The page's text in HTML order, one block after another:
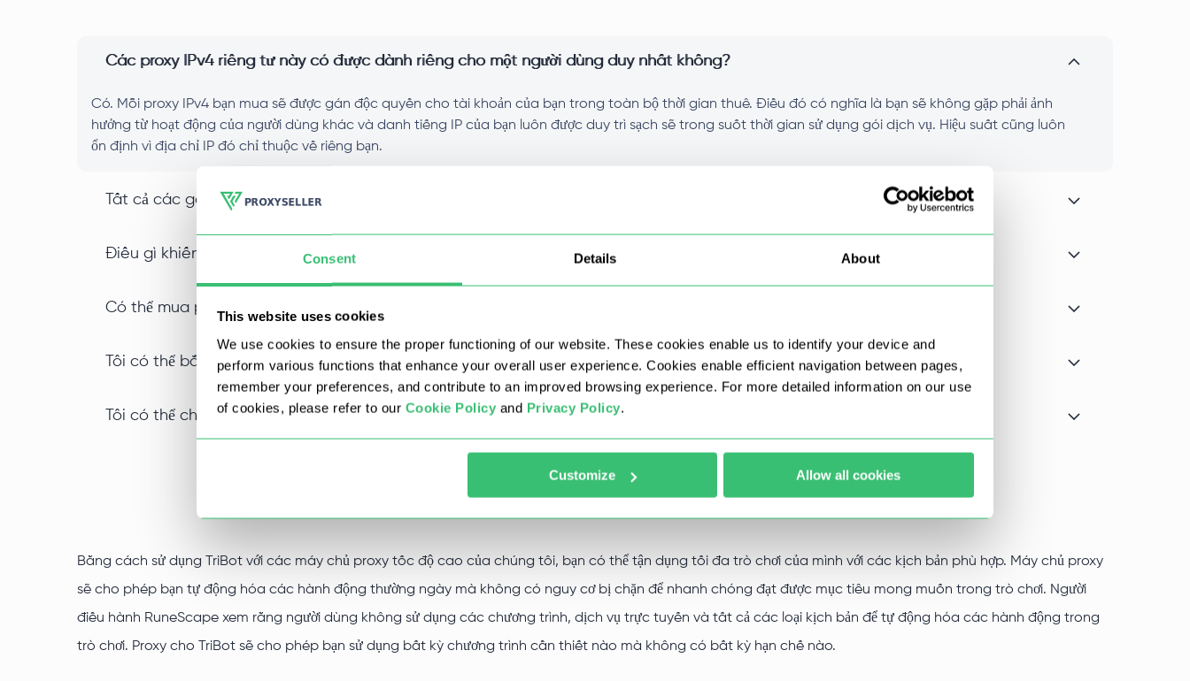
Consent Details About
This website uses cookies
We use cookies to ensure the proper functioning of our website. These cookies enable us to identify your device and
perform various functions that enhance your overall user experience. Cookies enable efficient navigation between pages,
remember your preferences, and contribute to an improved browsing experience. For more detailed information on our use
of cookies, please refer to our Cookie Policy and Privacy Policy.
Customize Allow all cookies
Các proxy IPv4 riêng tư này có được dành riêng cho một người dùng duy nhất không?
Có. Mỗi proxy IPv4 bạn mua sẽ được gán độc quyền cho tài khoản của bạn trong toàn bộ thời gian thuê. Điều đó có nghĩa là bạn sẽ không gặp phải ảnh
hưởng từ hoạt động của người dùng khác và danh tiếng IP của bạn luôn được duy trì sạch sẽ trong suốt thời gian sử dụng gói dịch vụ. Hiệu suất cũng luôn
ổn định vì địa chỉ IP đó chỉ thuộc về riêng bạn.
Tất cả các gói dịch vụ có hỗ trợ proxy IPv4 SOCKS5 không?
Điều gì khiến proxy IPv4 datacenter khác với các loại proxy khác?
Có thể mua proxy IPv4 số lượng lớn với mức chiết khấu không?
Tôi có thể bắt đầu sử dụng proxy IPv4 riêng tư của mình nhanh như thế nào sau khi mua?
Tôi có thể chọn vị trí cụ thể khi mua proxy IPv4 không?
Bằng cách sử dụng TriBot với các máy chủ proxy tốc độ cao của chúng tôi, bạn có thể tận dụng tối đa trò chơi của mình với các kịch bản phù hợp. Máy chủ proxy
sẽ cho phép bạn tự động hóa các hành động thường ngày mà không có nguy cơ bị chặn để nhanh chóng đạt được mục tiêu mong muốn trong trò chơi. Người
điều hành RuneScape xem rằng người dùng không sử dụng các chương trình, dịch vụ trực tuyến và tất cả các loại kịch bản để tự động hóa các hành động trong
trò chơi. Proxy cho TriBot sẽ cho phép bạn sử dụng bất kỳ chương trình cần thiết nào mà không có bất kỳ hạn chế nào.